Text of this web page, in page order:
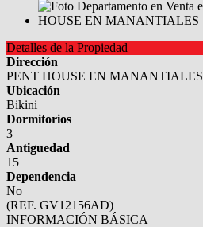
Detalles de la Propiedad
Dirección
PENT HOUSE EN MANANTIALES
Ubicación
Bikini
Dormitorios
3
Antiguedad
15
Dependencia
No
(REF. GV12156AD)
INFORMACIÓN BÁSICA